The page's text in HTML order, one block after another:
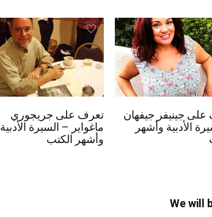
جينيفر جيفهان
الأدبية وأشهر
تعرف على جريجوري
ماغواير – السيرة الأدبية
وأشهر الكتب
We will